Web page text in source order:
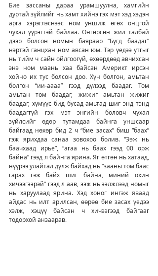
Бие зассаны дараа урамшуулна, хамгийн
дуртай зүйлийг нь хамт хийнэ гэх мэт хэд хэдэн
арга хэрэглэснээс ном уншиж өгөх онцгой
чухал үүрэгтэй байлаа. Өнгөрсөн жил талбай
дээр болсон номын баяраар “Бүгд баадаг”
нэртэй ганцхан ном авсан юм. Тэр үедээ утгыг
нь тийм ч сайн ойлгоогүй, өхөөрдөөд авчихсан
энэ ном маань хаа байсан Америкт ирсэн
хойно их тус болсон доо. Хүн болгон, амьтан
болгон “ии-аааа” гээд дүлээд баадаг. Том
амьтан том баадаг, жижиг амьтан жижиг
баадаг, хүмүүс бид бусад амьтад шиг энд тэнд
баадаггүй гэх мэт энгийн боловч чухал
зүйлсийг өдөр тутамдаа байнга уншсаар
байгаад нөхөр бид 2 ч “бие засах” биш “баах”
гэж ярихдаа санаа зовохоо болив. “Ээж нь
баачхаад ирье”, “агаа нь баах гээд 00 орж
байна” гээд л байнга ярина. Яг өтгөн нь хатаад,
нүүрээ улайтал дүлж байхад нь “зааны том баас
гарах гэж байх шиг байна, миний охин
хичээгээрэй” гээд л аав, ээж нь ээлжлээд номыг
нь харуулаад ярина. Хэд хоног ингэж яваад
айдас нь илт арилсан, өөрөө бие засах үедээ
хэлж, хэцүү байсан ч хичээгээд байгааг
тодорхой анзаарав.